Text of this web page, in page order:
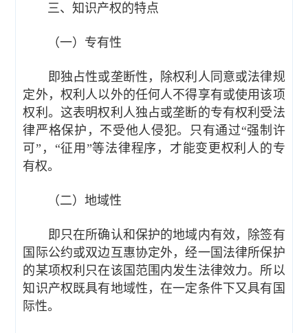
三、知识产权的特点
（一）专有性
即独占性或垄断性，除权利人同意或法律规
定外，权利人以外的任何人不得享有或使用该项
权利。这表明权利人独占或垄断的专有权利受法
律严格保护，不受他人侵犯。只有通过“强制许
可”，“征用”等法律程序，才能变更权利人的专
有权。
（二）地域性
即只在所确认和保护的地域内有效，除签有
国际公约或双边互惠协定外，经一国法律所保护
的某项权利只在该国范围内发生法律效力。所以
知识产权既具有地域性，在一定条件下又具有国
际性。